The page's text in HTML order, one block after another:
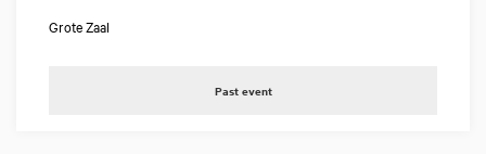
Grote Zaal
Past event